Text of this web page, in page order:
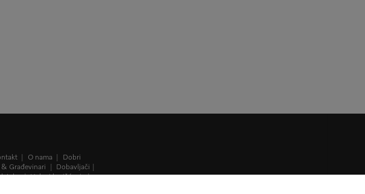
O nama
Dobri
Građevinari
Dobavljači
Uslovi korišćenja